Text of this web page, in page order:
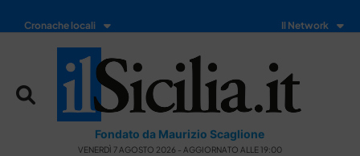
Cronache locali Il Network
Fondato da Maurizio Scaglione
VENERDÌ 7 AGOSTO 2026 - AGGIORNATO ALLE 19:00